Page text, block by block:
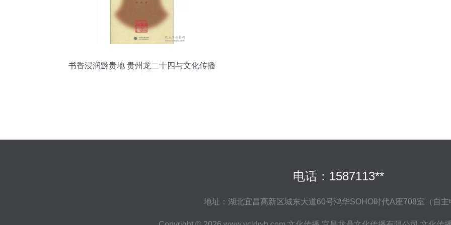
书香浸润黔贵地 贵州龙二十四与文化传播
电话：1587113**
地址：湖北宜昌高新区城东大道60号鸿华SOHO时代A座708室（自主